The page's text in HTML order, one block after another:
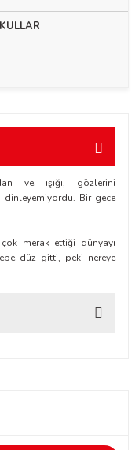
ve ışığı, gözlerini
dinleyemiyordu. Bir gece
merak ettiği dünyayı
düz gitti, peki nereye